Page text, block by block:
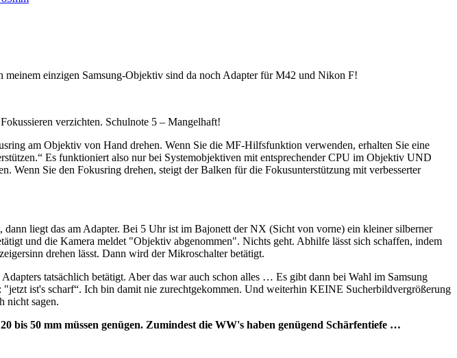
einzigen Samsung-Objektiv sind da noch Adapter für M42 und Nikon F!
verzichten. Schulnote 5 – Mangelhaft!
am Objektiv von Hand drehen. Wenn Sie die MF-Hilfsfunktion verwenden, erhalten Sie eine
Es funktioniert also nur bei Systemobjektiven mit entsprechender CPU im Objektiv UND
Sie den Fokusring drehen, steigt der Balken für die Fokusunterstützung mit verbesserter
liegt das am Adapter. Bei 5 Uhr ist im Bajonett der NX (Sicht von vorne) ein kleiner silberner
und die Kamera meldet "Objektiv abgenommen". Nichts geht. Abhilfe lässt sich schaffen, indem
drehen lässt. Dann wird der Mikroschalter betätigt.
tatsächlich betätigt. Aber das war auch schon alles … Es gibt dann bei Wahl im Samsung
ist's scharf“. Ich bin damit nie zurechtgekommen. Und weiterhin KEINE Sucherbildvergrößerung
nicht sagen.
bis 50 mm müssen genügen. Zumindest die WW's haben genügend Schärfentiefe …